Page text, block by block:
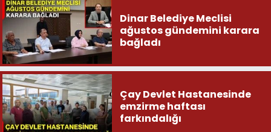
Dinar Belediye Meclisi
ağustos gündemini karara
bağladı
Çay Devlet Hastanesinde
emzirme haftası
farkındalığı